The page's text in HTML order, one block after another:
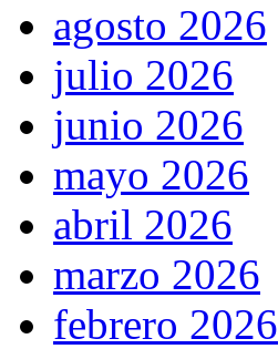
agosto 2026
julio 2026
junio 2026
mayo 2026
abril 2026
marzo 2026
febrero 2026